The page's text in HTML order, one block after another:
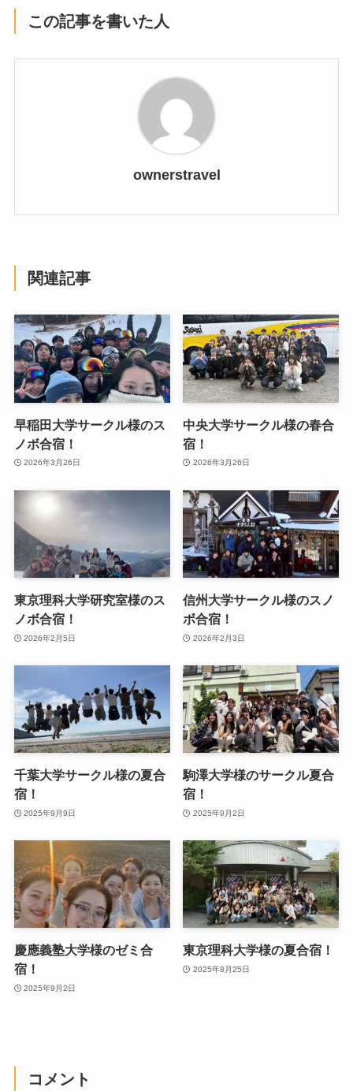
この記事を書いた人
ownerstravel
関連記事
早稲田大学サークル様のス
ノボ合宿！
2026年3月26日
中央大学サークル様の春合
宿！
2026年3月26日
東京理科大学研究室様のス
ノボ合宿！
2026年2月5日
信州大学サークル様のスノ
ボ合宿！
2026年2月3日
千葉大学サークル様の夏合
宿！
2025年9月9日
駒澤大学様のサークル夏合
宿！
2025年9月2日
慶應義塾大学様のゼミ合
宿！
2025年9月2日
東京理科大学様の夏合宿！
2025年8月25日
コメント